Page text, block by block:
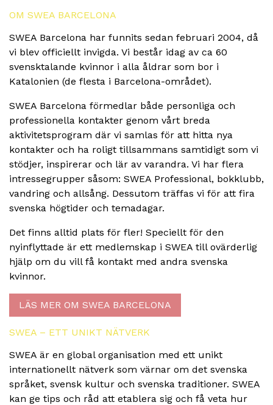
OM SWEA BARCELONA
SWEA Barcelona har funnits sedan februari 2004, då
vi blev officiellt invigda. Vi består idag av ca 60
svensktalande kvinnor i alla åldrar som bor i
Katalonien (de flesta i Barcelona-området).
SWEA Barcelona förmedlar både personliga och
professionella kontakter genom vårt breda
aktivitetsprogram där vi samlas för att hitta nya
kontakter och ha roligt tillsammans samtidigt som vi
stödjer, inspirerar och lär av varandra. Vi har flera
intressegrupper såsom: SWEA Professional, bokklubb,
vandring och allsång. Dessutom träffas vi för att fira
svenska högtider och temadagar.
Det finns alltid plats för fler! Speciellt för den
nyinflyttade är ett medlemskap i SWEA till ovärderlig
hjälp om du vill få kontakt med andra svenska
kvinnor.
LÄS MER OM SWEA BARCELONA
SWEA – ETT UNIKT NÄTVERK
SWEA är en global organisation med ett unikt
internationellt nätverk som värnar om det svenska
språket, svensk kultur och svenska traditioner. SWEA
kan ge tips och råd att etablera sig och få veta hur